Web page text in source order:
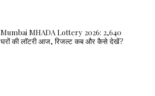
Mumbai MHADA Lottery 2026: 2,640
घरों की लॉटरी आज, रिजल्ट कब और कैसे देखें?